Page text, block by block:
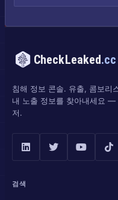
CheckLeaked.cc
침해 정보 콘솔. 유출, 콤보리
내 노출 정보를 찾아내세요 —
저.
검색